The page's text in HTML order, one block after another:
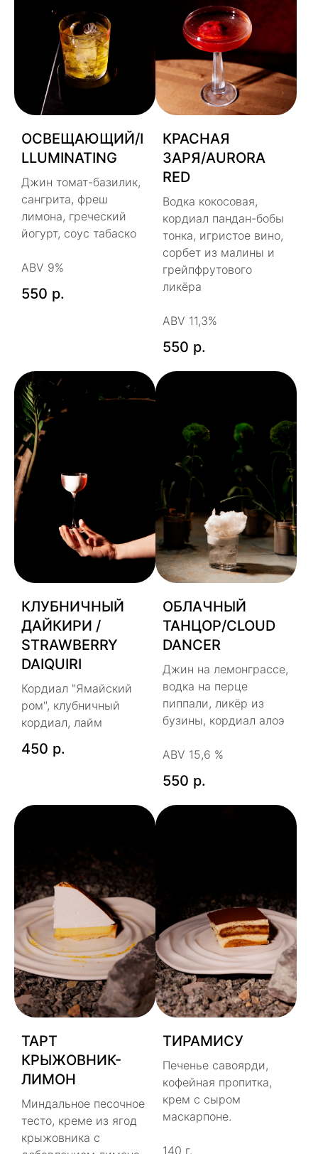
ОСВЕЩАЮЩИЙ/I
LLUMINATING
Джин томат-базилик,
сангрита, фреш
лимона, греческий
йогурт, соус табаско
ABV 9%
550 р.
КРАСНАЯ
ЗАРЯ/AURORA
RED
Водка кокосовая,
кордиал пандан-бобы
тонка, игристое вино,
сорбет из малины и
грейпфрутового
ликёра
ABV 11,3%
550 р.
КЛУБНИЧНЫЙ
ДАЙКИРИ /
STRAWBERRY
DAIQUIRI
Кордиал "Ямайский
ром", клубничный
кордиал, лайм
450 р.
ОБЛАЧНЫЙ
ТАНЦОР/CLOUD
DANCER
Джин на лемонграссе,
водка на перце
пиппали, ликёр из
бузины, кордиал алоэ
ABV 15,6 %
550 р.
ТАРТ
КРЫЖОВНИК-
ЛИМОН
Миндальное песочное
тесто, креме из ягод
крыжовника с
ТИРАМИСУ
Печенье савоярди,
кофейная пропитка,
крем с сыром
маскарпоне.
140 г.